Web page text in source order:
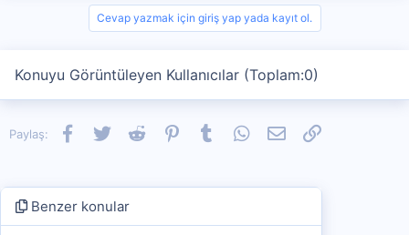
:
Cevap yazmak için giriş yap yada kayıt ol.
Konuyu Görüntüleyen Kullanıcılar (Toplam:0)
Paylaş: Facebook
TwitterReddit PinterestTumblrWhatsApp
E-postaLink
Benzer konular